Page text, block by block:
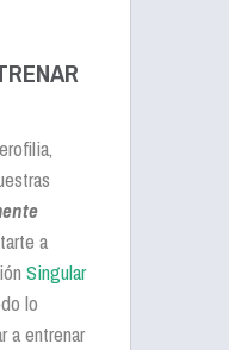
a
Singular
lo
a entrenar